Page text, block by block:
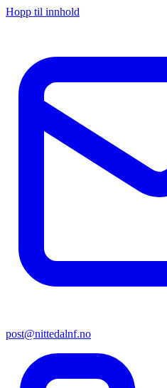
Hopp til innhold
post@nittedalnf.no